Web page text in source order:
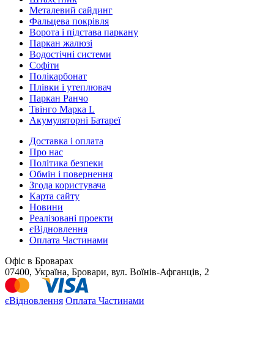
Металевий сайдинг
Фальцева покрівля
Ворота і підстава паркану
Паркан жалюзі
Водостічні системи
Софіти
Полікарбонат
Плівки і утеплювач
Паркан Ранчо
Твінго Марка L
Акумуляторні Батареї
Доставка і оплата
Про нас
Політика безпеки
Обмін і повернення
Згода користувача
Карта сайту
Новини
Реалізовані проекти
єВідновлення
Оплата Частинами
Офіс в Броварах
07400, Україна, Бровари, вул. Воїнів-Афганців, 2
єВідновлення Оплата Частинами